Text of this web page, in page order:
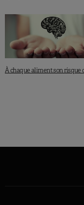
À chaque aliment son risque